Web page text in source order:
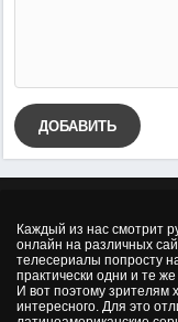
ДОБАВИТЬ
Каждый из нас смотрит
онлайн на различных
телесериалы попросту
практически одни и те
И вот поэтому зрителям
интересного. Для это